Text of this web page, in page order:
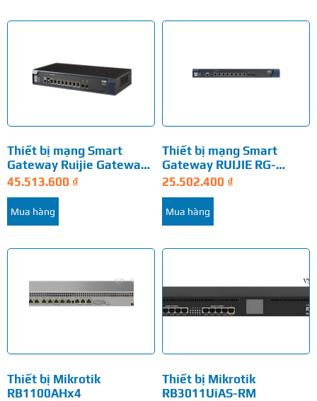
Thiết bị mạng Smart
Gateway Ruijie Gateway
RG-EG3250
45.513.600 ₫
Mua hàng
Thiết bị mạng Smart
Gateway RUIJIE RG-
EG3230
25.502.400 ₫
Mua hàng
Thiết bị Mikrotik
RB1100AHx4
Thiết bị Mikrotik
RB3011UiAS-RM